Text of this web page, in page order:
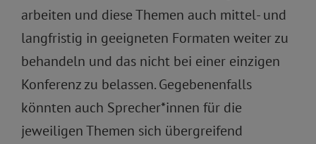
arbeiten und diese Themen auch mittel- und
langfristig in geeigneten Formaten weiter zu
behandeln und das nicht bei einer einzigen
Konferenz zu belassen. Gegebenenfalls
könnten auch Sprecher*innen für die
jeweiligen Themen sich übergreifend